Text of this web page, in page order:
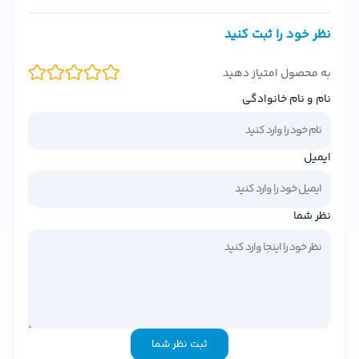
رطوبت رسانی عمیق:
با جذب سریع و ماندگاری بالا، خشکی
پوست را از بین می‌برد.
ترکیبات طبیعی و گیاهی:
برای تغذیه پوست.
مناسب برای انواع پوست:
پوست‌های حساس.
ترکیبات مؤثر و فواید کرم ام کیو Hydratante
نظر خود را ثبت کنید
به محصول امتیاز دهید
نام و نام خانوادگی
ایمیل
نظر شما
ثبت نظر شما